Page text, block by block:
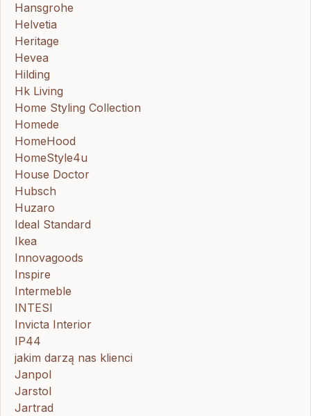
Hansgrohe
Helvetia
Heritage
Hevea
Hilding
Hk Living
Home Styling Collection
Homede
HomeHood
HomeStyle4u
House Doctor
Hubsch
Huzaro
Ideal Standard
Ikea
Innovagoods
Inspire
Intermeble
INTESI
Invicta Interior
IP44
jakim darzą nas klienci
Janpol
Jarstol
Jartrad